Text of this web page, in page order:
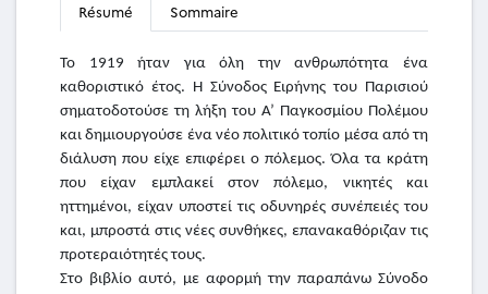
Résumé Sommaire
Το 1919 ήταν για όλη την ανθρωπότητα ένα
καθοριστικό έτος. Η Σύνοδος Ειρήνης του Παρισιού
σηματοδοτούσε τη λήξη του Α’ Παγκοσμίου Πολέμου
και δημιουργούσε ένα νέο πολιτικό τοπίο μέσα από τη
διάλυση που είχε επιφέρει ο πόλεμος. Όλα τα κράτη
που είχαν εμπλακεί στον πόλεμο, νικητές και
ηττημένοι, είχαν υποστεί τις οδυνηρές συνέπειές του
και, μπροστά στις νέες συνθήκες, επανακαθόριζαν τις
προτεραιότητές τους.
Στο βιβλίο αυτό, με αφορμή την παραπάνω Σύνοδο